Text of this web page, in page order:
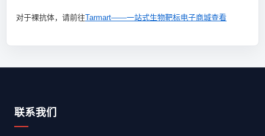
对于裸抗体，请前往Tarmart——一站式生物靶标电子商城查看
联系我们